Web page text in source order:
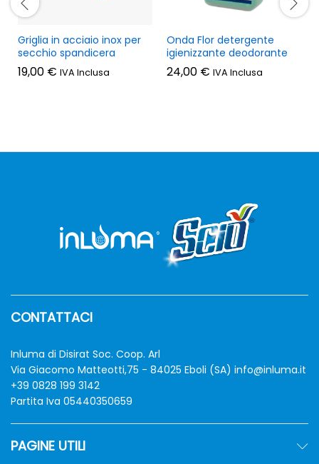
Griglia in acciaio inox per
secchio spandicera
19,00 € IVA Inclusa
Onda Flor detergente
igienizzante deodorante
24,00 € IVA Inclusa
CONTATTACI
Inluma di Disirat Soc. Coop. Arl
Via Giacomo Matteotti,75 - 84025 Eboli (SA) info@inluma.it
+39 0828 199 3142
Partita Iva 05440350659
PAGINE UTILI